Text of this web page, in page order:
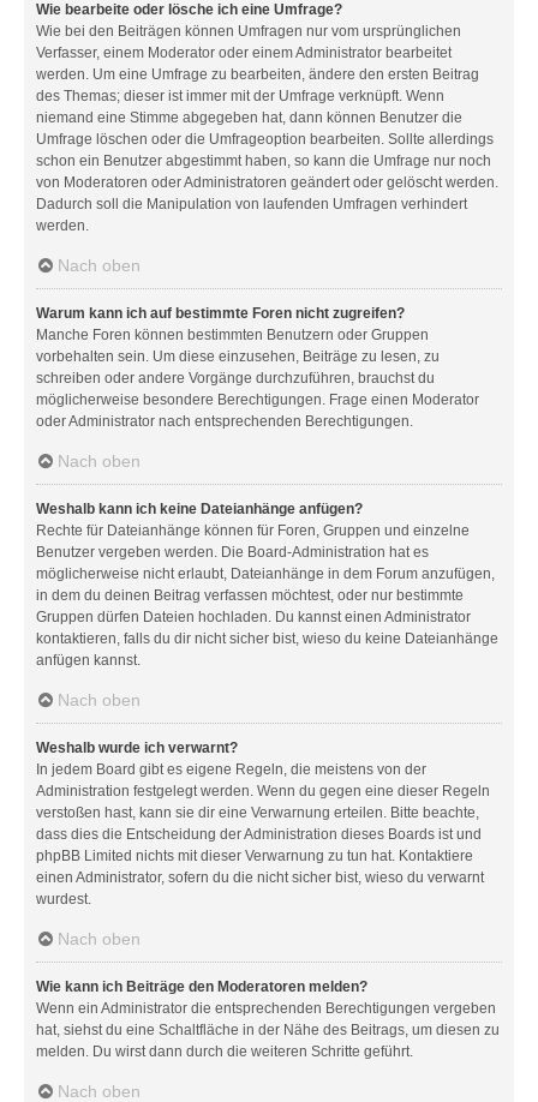
Wie bearbeite oder lösche ich eine Umfrage?
Wie bei den Beiträgen können Umfragen nur vom ursprünglichen
Verfasser, einem Moderator oder einem Administrator bearbeitet
werden. Um eine Umfrage zu bearbeiten, ändere den ersten Beitrag
des Themas; dieser ist immer mit der Umfrage verknüpft. Wenn
niemand eine Stimme abgegeben hat, dann können Benutzer die
Umfrage löschen oder die Umfrageoption bearbeiten. Sollte allerdings
schon ein Benutzer abgestimmt haben, so kann die Umfrage nur noch
von Moderatoren oder Administratoren geändert oder gelöscht werden.
Dadurch soll die Manipulation von laufenden Umfragen verhindert
werden.
Nach oben
Warum kann ich auf bestimmte Foren nicht zugreifen?
Manche Foren können bestimmten Benutzern oder Gruppen
vorbehalten sein. Um diese einzusehen, Beiträge zu lesen, zu
schreiben oder andere Vorgänge durchzuführen, brauchst du
möglicherweise besondere Berechtigungen. Frage einen Moderator
oder Administrator nach entsprechenden Berechtigungen.
Nach oben
Weshalb kann ich keine Dateianhänge anfügen?
Rechte für Dateianhänge können für Foren, Gruppen und einzelne
Benutzer vergeben werden. Die Board-Administration hat es
möglicherweise nicht erlaubt, Dateianhänge in dem Forum anzufügen,
in dem du deinen Beitrag verfassen möchtest, oder nur bestimmte
Gruppen dürfen Dateien hochladen. Du kannst einen Administrator
kontaktieren, falls du dir nicht sicher bist, wieso du keine Dateianhänge
anfügen kannst.
Nach oben
Weshalb wurde ich verwarnt?
In jedem Board gibt es eigene Regeln, die meistens von der
Administration festgelegt werden. Wenn du gegen eine dieser Regeln
verstoßen hast, kann sie dir eine Verwarnung erteilen. Bitte beachte,
dass dies die Entscheidung der Administration dieses Boards ist und
phpBB Limited nichts mit dieser Verwarnung zu tun hat. Kontaktiere
einen Administrator, sofern du die nicht sicher bist, wieso du verwarnt
wurdest.
Nach oben
Wie kann ich Beiträge den Moderatoren melden?
Wenn ein Administrator die entsprechenden Berechtigungen vergeben
hat, siehst du eine Schaltfläche in der Nähe des Beitrags, um diesen zu
melden. Du wirst dann durch die weiteren Schritte geführt.
Nach oben